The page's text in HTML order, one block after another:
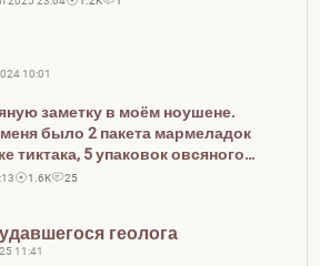
10:01
заметку в моём ноушене.
было 2 пакета мармеладок
тиктака, 5 упаковок овсяного
сахарной пудры и целое
1.6K 25
геолога
11:41